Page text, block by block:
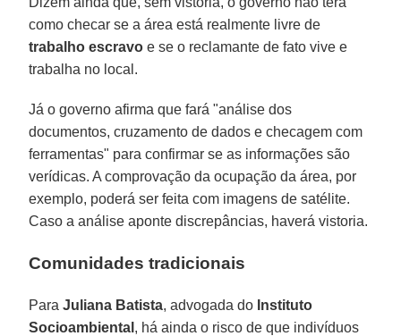
como checar se a área está realmente livre de
trabalho escravo e se o reclamante de fato vive e
trabalha no local.
Já o governo afirma que fará "análise dos
documentos, cruzamento de dados e checagem com
ferramentas" para confirmar se as informações são
verídicas. A comprovação da ocupação da área, por
exemplo, poderá ser feita com imagens de satélite.
Caso a análise aponte discrepâncias, haverá vistoria.
Comunidades tradicionais
ParaJuliana Batista, advogada do Instituto
Socioambiental , há ainda o risco de que indivíduos